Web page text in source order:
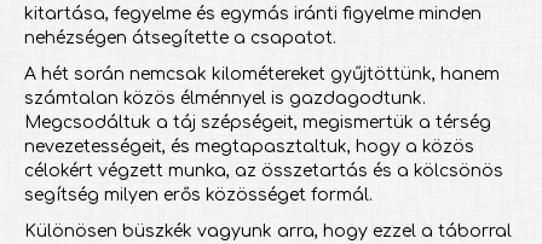
kitartása, fegyelme és egymás iránti figyelme minden
nehézségen átsegítette a csapatot.
A hét során nemcsak kilométereket gyűjtöttünk, hanem
számtalan közös élménnyel is gazdagodtunk.
Megcsodáltuk a táj szépségeit, megismertük a térség
nevezetességeit, és megtapasztaltuk, hogy a közös
célokért végzett munka, az összetartás és a kölcsönös
segítség milyen erős közösséget formál.
Különösen büszkék vagyunk arra, hogy ezzel a táborral